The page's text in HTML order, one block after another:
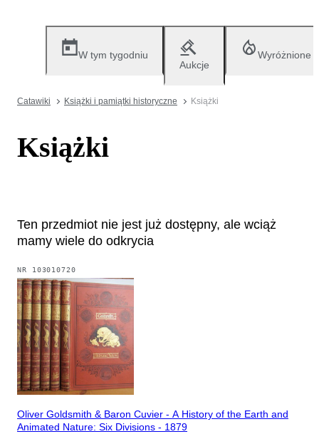
W tym tygodniu
Aukcje
Wyróżnione
Catawiki Książki i pamiątki historyczne Książki
Książki
Ten przedmiot nie jest już dostępny, ale wciąż
mamy wiele do odkrycia
NR 103010720
Oliver Goldsmith & Baron Cuvier - A History of the Earth and
Animated Nature: Six Divisions - 1879